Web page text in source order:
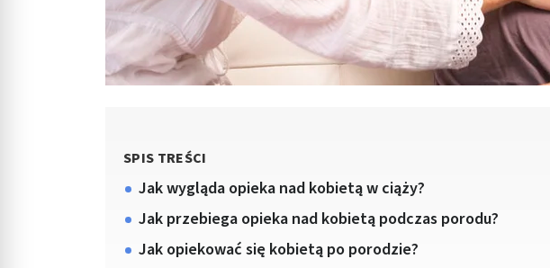
SPIS TREŚCI
Jak wygląda opieka nad kobietą w ciąży?
Jak przebiega opieka nad kobietą podczas porodu?
Jak opiekować się kobietą po porodzie?